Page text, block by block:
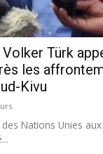
Volker Türk
les
Kivu
Nations Unies